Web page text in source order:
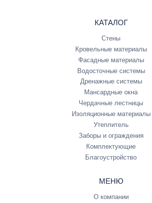
КАТАЛОГ
Стены
Кровельные материалы
Фасадные материалы
Водосточные системы
Дренажные системы
Мансардные окна
Чердачные лестницы
Изоляционные материалы
Утеплитель
Заборы и ограждения
Комплектующие
Благоустройство
МЕНЮ
О компании